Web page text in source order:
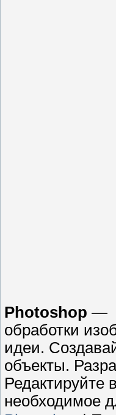
Photoshop —
обработки
идеи.
объекты.
Редактируйте
необходимое